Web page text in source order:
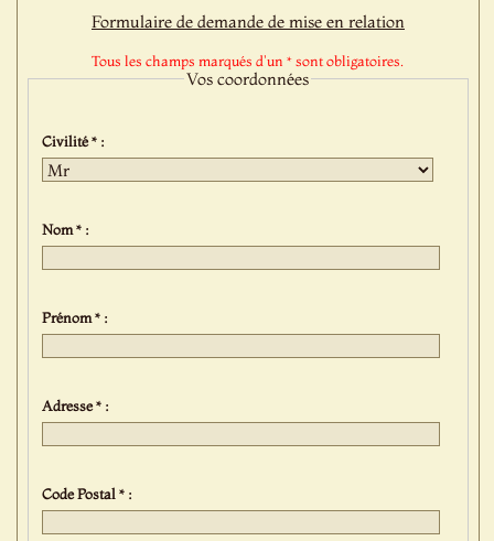
Formulaire de demande de mise en relation
Tous les champs marqués d'un * sont obligatoires.
Vos coordonnées
Civilité * :
Nom * :
Prénom * :
Adresse * :
Code Postal * :